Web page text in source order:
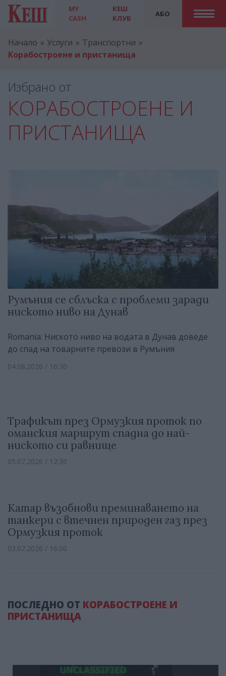
MY
CASH
АБО
КЕШ
КЛУБ
Начало Услуги
Транспортни
Корабостроене и пристанища
Избрано от
КОРАБОСТРОЕНЕ И
ПРИСТАНИЩА
Румъния се сблъска с проблеми заради
ниското ниво на Дунав
Romania: Ниското ниво на водата в Дунав доведе
до спад на товарните превози в Румъния
04.08.2026 / 16:30
Трафикът през Ормузкия проток по
оманския маршрут спадна до най-
ниското си равнище
05.07.2026 / 12:30
Катар възобнови преминаването на
танкери с втечнен природен газ през
Ормузкия проток
03.07.2026 / 16:00
ПОСЛЕДНО ОТ КОРАБОСТРОЕНЕ И
ПРИСТАНИЩА